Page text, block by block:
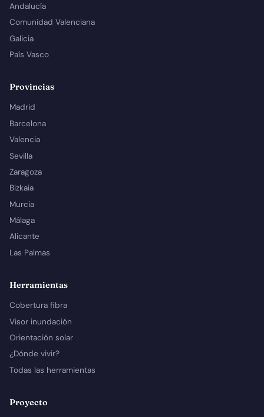
Andalucía
Comunidad Valenciana
Galicia
País Vasco
Provincias
Madrid
Barcelona
Valencia
Sevilla
Zaragoza
Bizkaia
Murcia
Málaga
Alicante
Las Palmas
Herramientas
Cobertura fibra
Visor inundación
Orientación solar
¿Dónde vivir?
Todas las herramientas
Proyecto